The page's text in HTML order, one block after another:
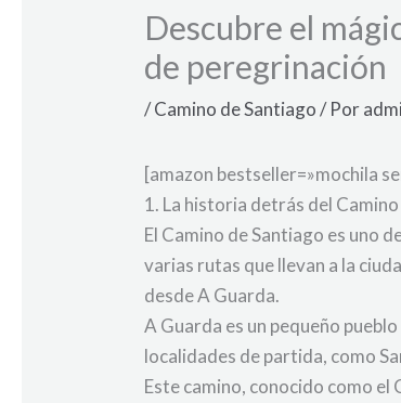
Descubre el
de peregrinación
/Camino de Santiago/ Por
[amazon bestseller=»mochila
1. La historia detrás del
El Camino de Santiago es uno
varias rutas que llevan a la
desde A Guarda.
A Guarda es un pequeño
localidades de partida, como
Este camino, conocido como